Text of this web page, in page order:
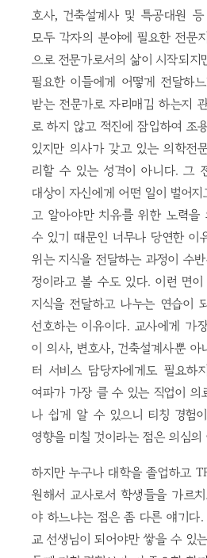
호사, 건축설계사 및 특공대원
모두 각자의 분야에 필요한 전문
으로 전문가로서의 삶이 시작되지
필요한 이들에게 어떻게 전달하
받는 전문가로 자리매김 하는지
로 하지 않고 적진에 잠입하여 조
있지만 의사가 갖고 있는 의학전
리할 수 있는 성격이 아니다. 그
대상이 자신에게 어떤 일이 벌어
고 알아야만 치유를 위한 노력을
수 있기 때문인 너무나 당연한 이
위는 지식을 전달하는 과정이 수
정이라고 볼 수도 있다. 이런 면
지식을 전달하고 나누는 연습이
선호하는 이유이다. 교사에게 가
이 의사, 변호사, 건축설계사뿐 아
터 서비스 담당자에게도 필요하
여파가 가장 클 수 있는 직업이 의
나 쉽게 알 수 있으니 티칭 경험
영향을 미칠 것이라는 점은 의심의
하지만 누구나 대학을 졸업하고
원해서 교사로서 학생들을 가르
야 하느냐는 점은 좀 다른 얘기다
교 선생님이 되어야만 쌓을 수 있